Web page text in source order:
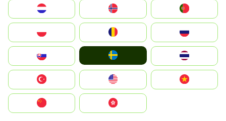
United States
中國香港特別行政區